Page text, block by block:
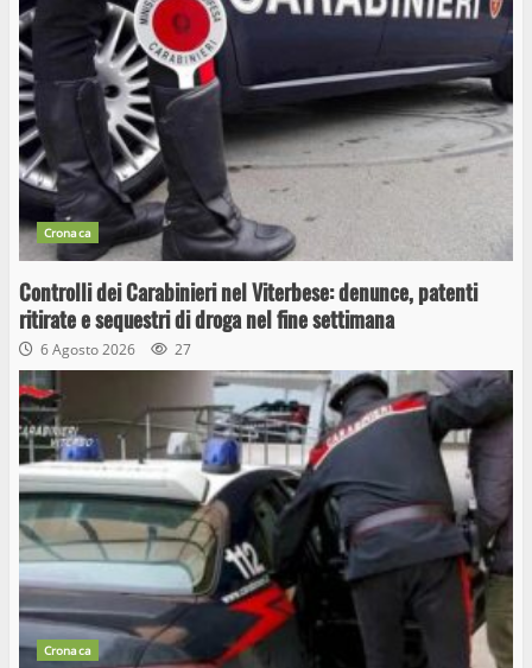
Cronaca
Controlli dei Carabinieri nel Viterbese: denunce, patenti
ritirate e sequestri di droga nel fine settimana
6 Agosto 2026 27
Cronaca